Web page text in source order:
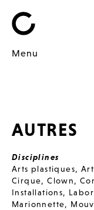
Menu
AUTRES
Disciplines
Arts plastiques,
Cirque,Clown,
Installations,
Marionnette,